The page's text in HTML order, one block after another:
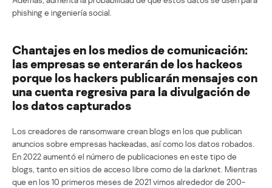
phishing e ingeniería social.
Chantajes en los medios de comunicación:
las empresas se enterarán de los hackeos
porque los hackers publicarán mensajes con
una cuenta regresiva para la divulgación de
los datos capturados
Los creadores de ransomware crean blogs en los que publican
anuncios sobre empresas hackeadas, así como los datos robados.
En 2022 aumentó el número de publicaciones en este tipo de
blogs, tanto en sitios de acceso libre como de la darknet. Mientras
que en los 10 primeros meses de 2021 vimos alrededor de 200-